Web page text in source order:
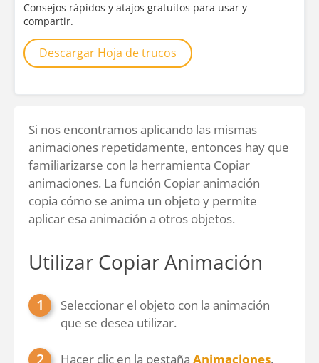
Consejos rápidos y atajos gratuitos para usar y
compartir.
Descargar Hoja de trucos
Si nos encontramos aplicando las mismas
animaciones repetidamente, entonces hay que
familiarizarse con la herramienta Copiar
animaciones. La función Copiar animación
copia cómo se anima un objeto y permite
aplicar esa animación a otros objetos.
Utilizar Copiar Animación
Seleccionar el objeto con la animación
que se desea utilizar.
Hacer clic en la pestaña Animaciones.